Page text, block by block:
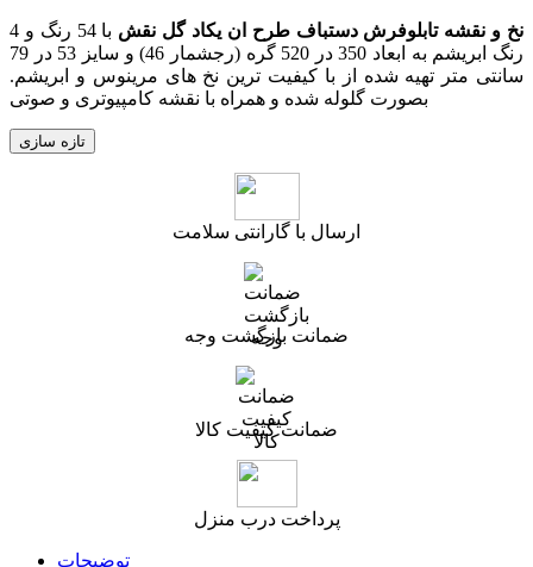
نخ و نقشه تابلوفرش دستباف طرح ان یکاد گل نقش
با 54 رنگ و 4
رنگ ابریشم به ابعاد 350 در 520 گره (رجشمار 46) و سایز 53 در 79
سانتی متر تهیه شده از با کیفیت ترین نخ های مرینوس و ابریشم.
بصورت گلوله شده و همراه با نقشه کامپیوتری و صوتی
ارسال با گارانتی سلامت
ضمانت بازگشت وجه
ضمانت کیفیت کالا
پرداخت درب منزل
توضیحات